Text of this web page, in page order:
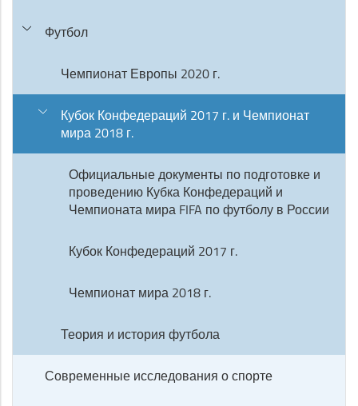
Футбол
Чемпионат Европы 2020 г.
Кубок Конфедераций 2017 г. и Чемпионат
мира 2018 г.
Официальные документы по подготовке и
проведению Кубка Конфедераций и
Чемпионата мира FIFA по футболу в России
Кубок Конфедераций 2017 г.
Чемпионат мира 2018 г.
Теория и история футбола
Современные исследования о спорте